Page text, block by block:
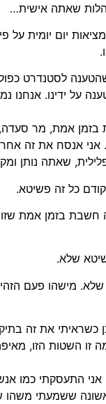
שאתה אישית…
יום יומית על
לסטנדרט
על ידינו. אנחנו
בזמן אמת, מר
אני אנסח את זה
שאתה נותן
כל זה פשיטא.
חשבת בזמן אמת
שלא.
מישהו פעם
את זה
זו השטות הזו,
התעסקתי כמו
ששמעתי